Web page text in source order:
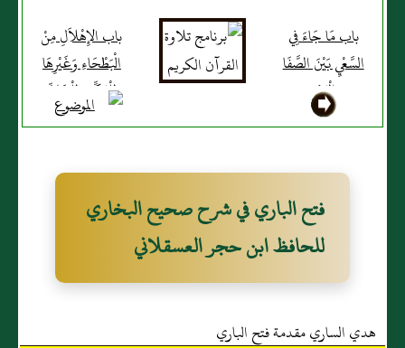
باب مَا جَاءَ فِي
السَّعْيِ بَيْنَ الصَّفَا
وَالْمَرْوَةِ
باب الإِهْلاَلِ مِنْ
الْبَطْحَاءِ وَغَيْرِهَا
لِلْمَكِّيِّ وَلِلْحَاجِّ
إِذَا خَرَجَ إِلَى
فتح الباري في شرح صحيح البخاري
للحافظ ابن حجر العسقلاني
هدي الساري مقدمة فتح الباري